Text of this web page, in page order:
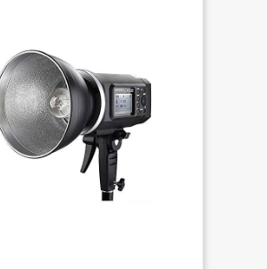
Nikon, Pentax, Olympus, etc. et
à presque tous les déclencheurs de flash.
: AD360 Max. Puissance : 360 W/s.
(m ISO 100) 80 (avec réflecteur standard)
du flash 28 mm. Angle de rotation
-15 à 90 °. Angle de rotation horizontale
°. Alimentation : bloc d'alimentation
(PB960 non inclus). Temps de flash : 450
bloc d'alimentation PB960). Temps de
: environ 0,05 à 4,5 s (avec bloc
PB960). Température de couleur :
200 K. Durée du flash : 1/300 s à 1/10000